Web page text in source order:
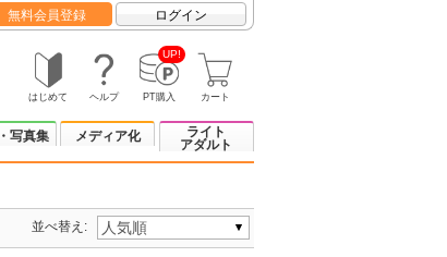
無料会員登録 ログイン
はじめて ヘルプ
UP!
PT購入 カート
写真集 メディア化
ライト
アダルト
並べ替え: